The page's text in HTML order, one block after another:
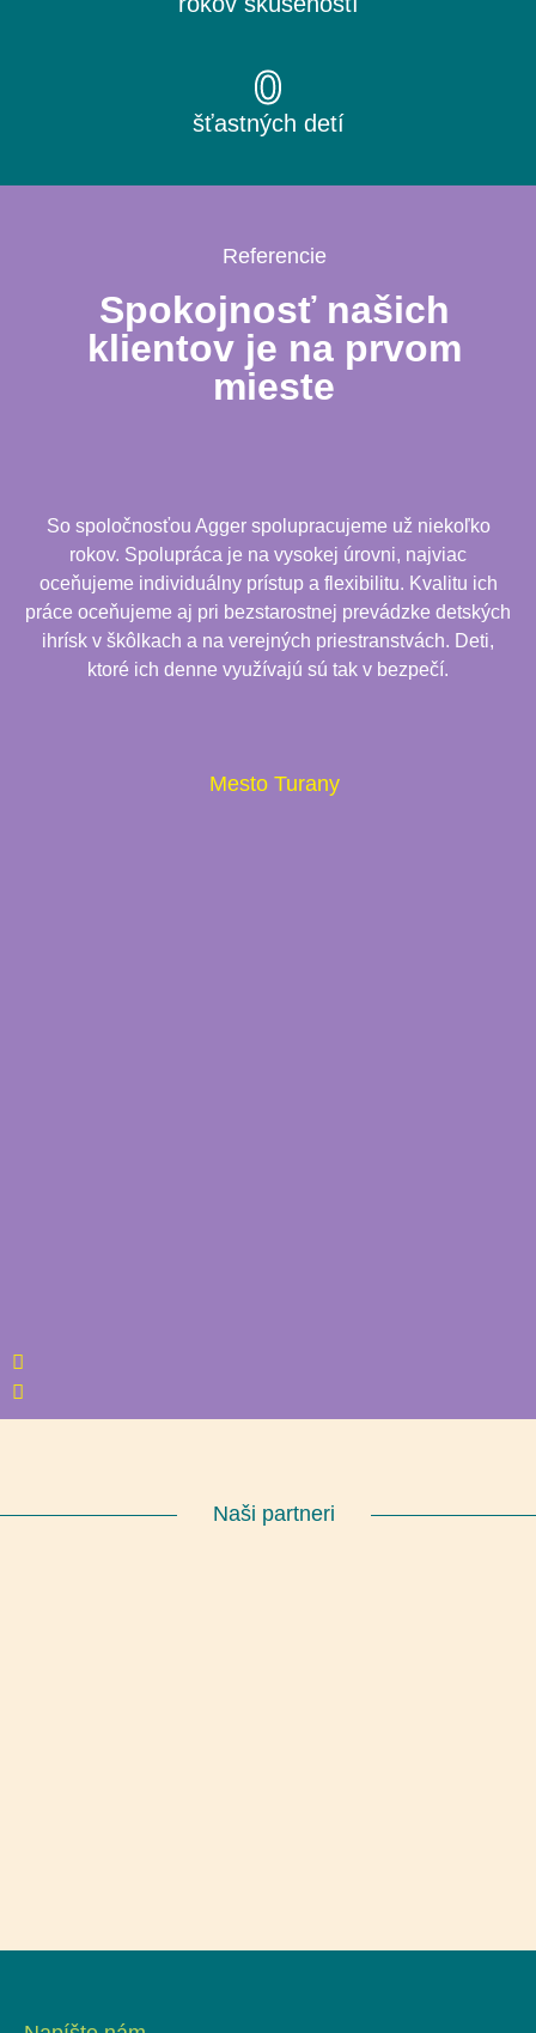
šťastných detí
0
Referencie
Spokojnosť našich
klientov je na prvom
mieste
So spoločnosťou Agger spolupracujeme už niekoľko
rokov. Spolupráca je na vysokej úrovni, najviac
oceňujeme individuálny prístup a flexibilitu. Kvalitu ich
práce oceňujeme aj pri bezstarostnej prevádzke detských
ihrísk v škôlkach a na verejných priestranstvách. Deti,
ktoré ich denne využívajú sú tak v bezpečí.
Mesto Turany
Naši partneri